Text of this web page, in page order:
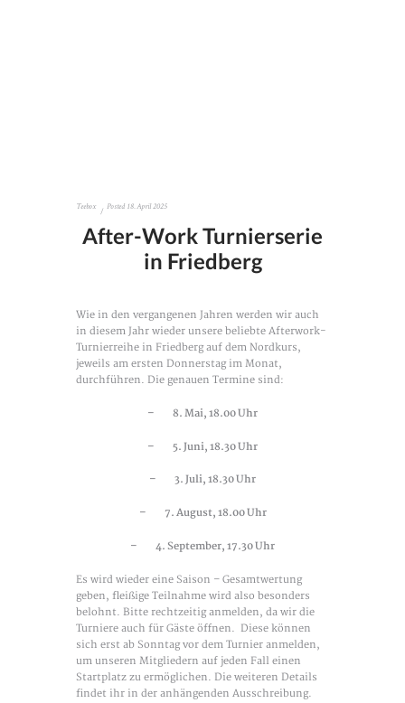
Teebox Posted 18. April 2025
After-Work Turnierserie
in Friedberg
Wie in den vergangenen Jahren werden wir auch
in diesem Jahr wieder unsere beliebte Afterwork-
Turnierreihe in Friedberg auf dem Nordkurs,
jeweils am ersten Donnerstag im Monat,
durchführen. Die genauen Termine sind:
– 8. Mai, 18.00 Uhr
– 5. Juni, 18.30 Uhr
– 3. Juli, 18.30 Uhr
– 7. August, 18.00 Uhr
– 4. September, 17.30 Uhr
Es wird wieder eine Saison – Gesamtwertung
geben, fleißige Teilnahme wird also besonders
belohnt. Bitte rechtzeitig anmelden, da wir die
Turniere auch für Gäste öffnen. Diese können
sich erst ab Sonntag vor dem Turnier anmelden,
um unseren Mitgliedern auf jeden Fall einen
Startplatz zu ermöglichen. Die weiteren Details
findet ihr in der anhängenden Ausschreibung.